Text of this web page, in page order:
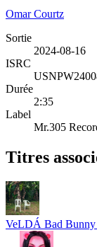
Omar Courtz
Sortie
2024-08-16
ISRC
Durée
2:35
Label
Mr.305
Titres
VeLDÁ Bad